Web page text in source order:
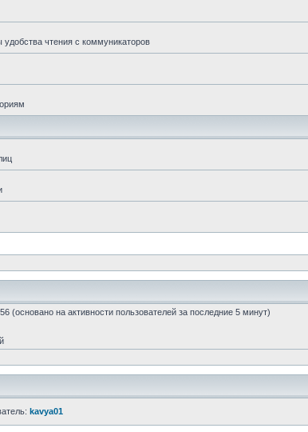
чтения с коммуникаторов
(основано на активности пользователей за последние 5 минут)
kavya01